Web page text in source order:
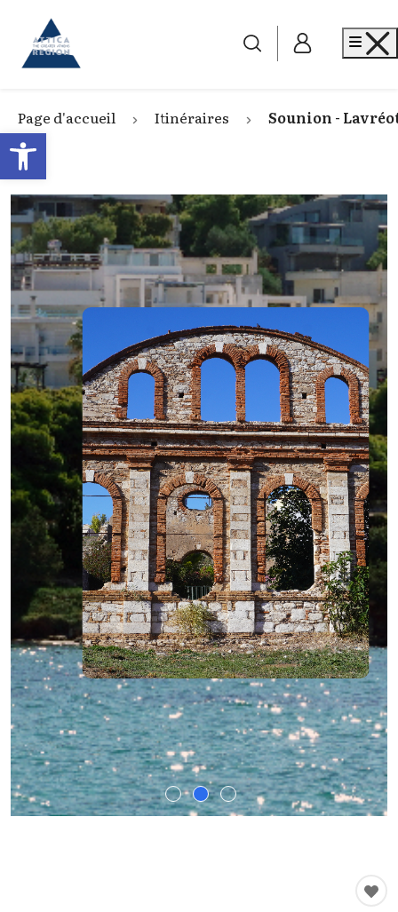
Open toolbar
Go to home
Page d'accueil Itinéraires Sounion -